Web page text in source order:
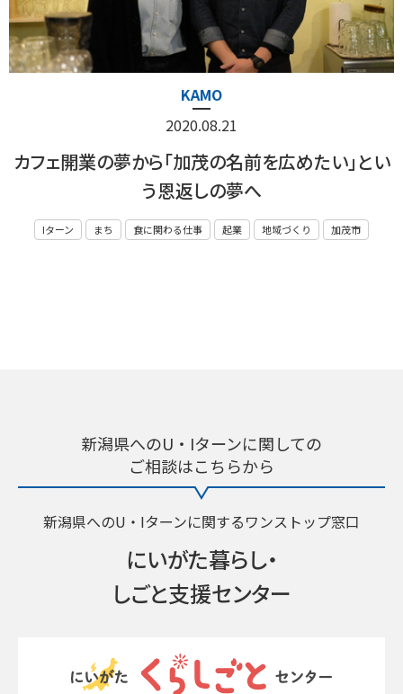
KAMO
2020.08.21
カフェ開業の夢から「加茂の名前を広めたい」とい
う恩返しの夢へ
Iターン まち 食に関わる仕事 起業 地域づくり 加茂市
新潟県へのU・Iターンに関しての
ご相談はこちらから
新潟県へのU・Iターンに関するワンストップ窓口
にいがた暮らし・
しごと支援センター